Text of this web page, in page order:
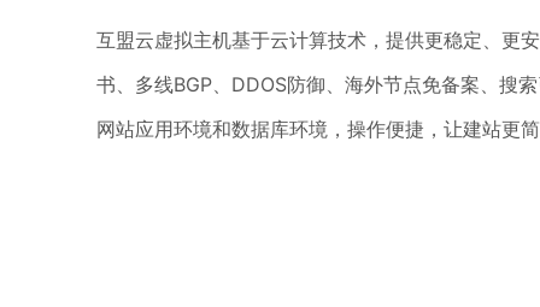
互盟云虚拟主机基于云计算技术，提供更稳定、更
书、多线BGP、DDOS防御、海外节点免备案、搜
网站应用环境和数据库环境 ， 操作便捷 ，让建站更